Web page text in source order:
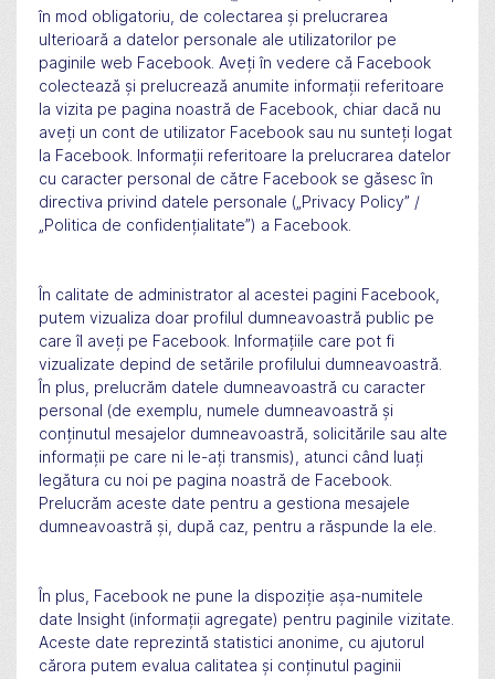
în mod obligatoriu, de colectarea și prelucrarea
ulterioară a datelor personale ale utilizatorilor pe
paginile web Facebook. Aveți în vedere că Facebook
colectează și prelucrează anumite informații referitoare
la vizita pe pagina noastră de Facebook, chiar dacă nu
aveți un cont de utilizator Facebook sau nu sunteți logat
la Facebook. Informații referitoare la prelucrarea datelor
cu caracter personal de către Facebook se găsesc în
directiva privind datele personale („Privacy Policy” /
„Politica de confidențialitate”) a Facebook.
În calitate de administrator al acestei pagini Facebook,
putem vizualiza doar profilul dumneavoastră public pe
care îl aveți pe Facebook. Informațiile care pot fi
vizualizate depind de setările profilului dumneavoastră.
În plus, prelucrăm datele dumneavoastră cu caracter
personal (de exemplu, numele dumneavoastră și
conținutul mesajelor dumneavoastră, solicitările sau alte
informații pe care ni le-ați transmis), atunci când luați
legătura cu noi pe pagina noastră de Facebook.
Prelucrăm aceste date pentru a gestiona mesajele
dumneavoastră și, după caz, pentru a răspunde la ele.
În plus, Facebook ne pune la dispoziție așa-numitele
date Insight (informații agregate) pentru paginile vizitate.
Aceste date reprezintă statistici anonime, cu ajutorul
cărora putem evalua calitatea și conținutul paginii